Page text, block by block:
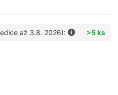
až 3.8. 2026): >5 ks